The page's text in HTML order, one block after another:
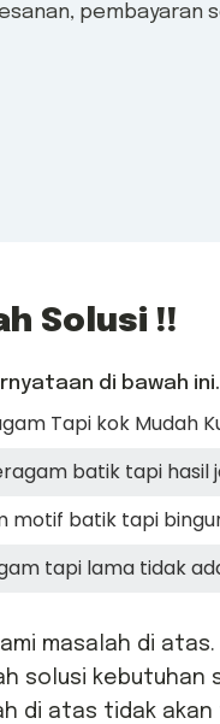
pembayaran
Solusi !!
di bawah ini.
Tapi kok Mudah
batik tapi hasil
motif batik tapi
tapi lama tidak
masalah di atas.
solusi kebutuhan
di atas tidak